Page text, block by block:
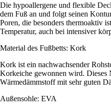
Die hypoallergene und flexible
dem Fuß an und folgt seinen
Poren, die besonders thermoaktiv
Temperatur, auch bei intensiver
Material des Fußbetts: Kork
Kork ist ein nachwachsender
Korkeiche gewonnen wird. Dieses
Wärmedämmstoff mit sehr guten
Außensohle: EVA